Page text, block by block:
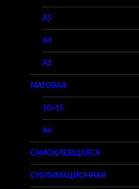
A5
A4
A3
МАТОВАЯ
10×15
A4
САМОКЛЕЯЩАЯСЯ
СУБЛИМАЦИОННАЯ